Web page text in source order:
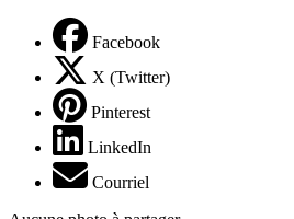
Facebook
X (Twitter)
Pinterest
LinkedIn
Courriel